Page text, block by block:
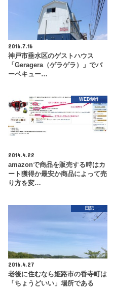
2016.7.16
神戸市垂水区のゲストハウス
「Geragera（ゲラゲラ）」でバ
ーベキュー…
WEB制作
2014.4.22
amazonで商品を販売する時はカ
ート獲得か最安か商品によって売
り方を変…
日記
2016.4.27
老後に住むなら姫路市の香寺町は
「ちょうどいい」場所である